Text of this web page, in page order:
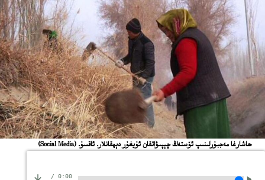
ھاشارغا مەجبۇرلىنىپ ئۆستەڭ چېپىۋاتقان ئۇيغۇر دېھقانلار. ئاقسۇ.(Social Media)
0:00
/